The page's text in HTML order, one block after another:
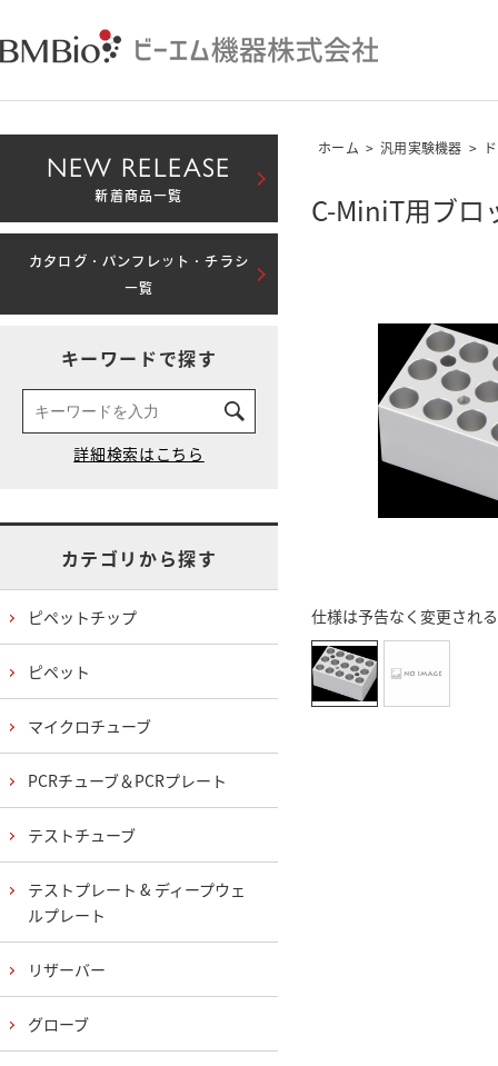
ホーム > 汎用実験機器 >
C-MiniT用ブロ
仕様は予告なく変更され
NEW RELEASE
新着商品一覧
カタログ・パンフレット・チラシ
一覧
キーワードで探す
カテゴリから探す
ピペットチップ
ピペット
マイクロチューブ
PCRチューブ＆PCRプレート
テストチューブ
テストプレート & ディープウェ
ルプレート
リザーバー
グローブ